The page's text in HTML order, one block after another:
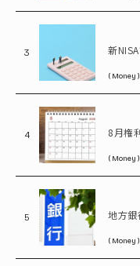
3
( Money )
4
( Money )
5
( Money )